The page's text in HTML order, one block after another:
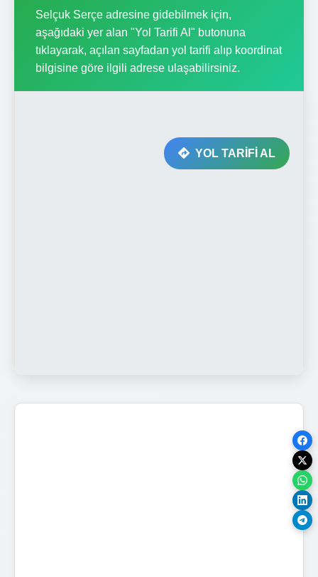
Selçuk Serçe adresine gidebilmek için,
aşağıdaki yer alan "Yol Tarifi Al" butonuna
tıklayarak, açılan sayfadan yol tarifi alıp koordinat
bilgisine göre ilgili adrese ulaşabilirsiniz.
YOL TARİFİ AL